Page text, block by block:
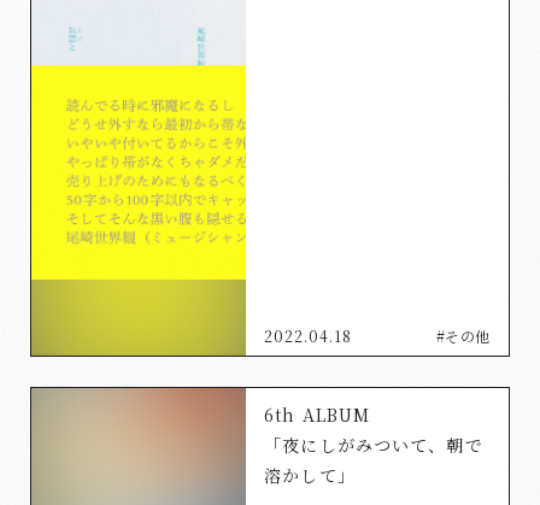
2022.04.18 #その他
6th ALBUM
「夜にしがみついて、朝で
溶かして」